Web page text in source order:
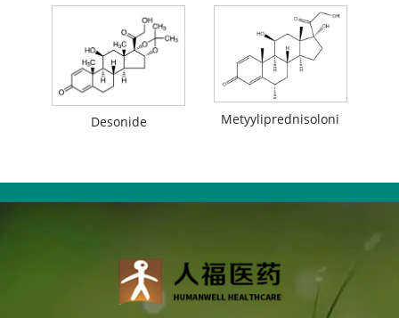
Desonide Metyyliprednisoloni